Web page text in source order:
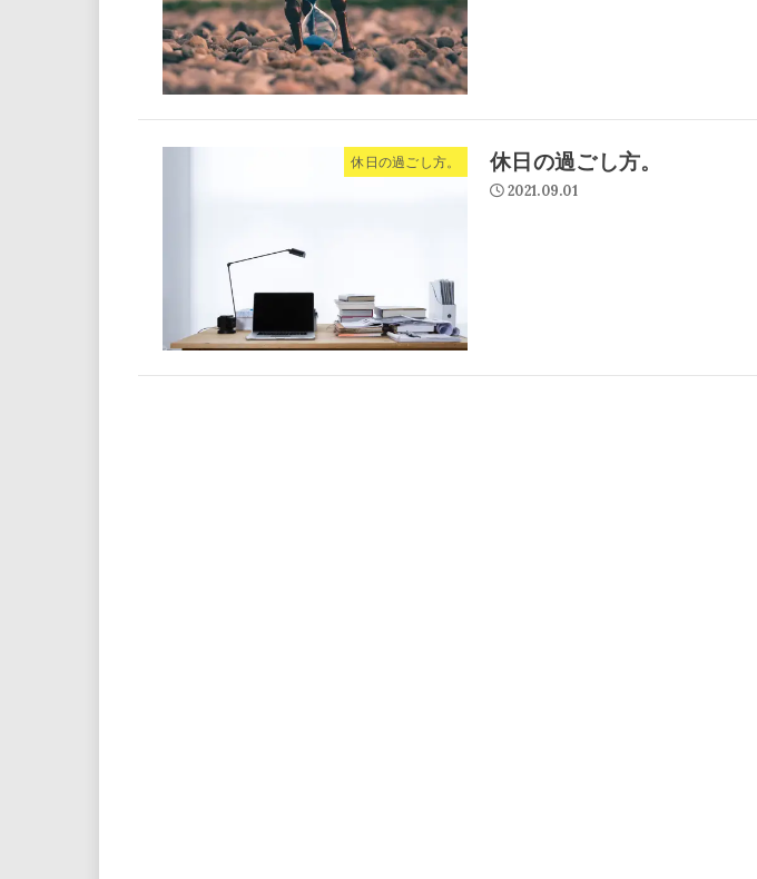
休日の過ごし方。 休日の過ごし方。
2021.09.01